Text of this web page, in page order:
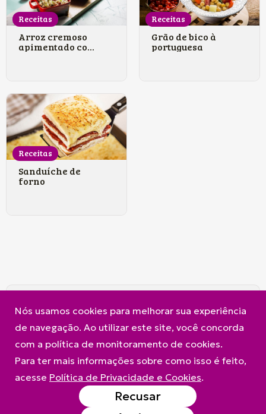
Receitas
Arroz cremoso
apimentado co...
Receitas
Grão de bico à
portuguesa
Receitas
Sanduíche de
forno
Nós usamos cookies para melhorar sua experiência
de navegação. Ao utilizar este site, você concorda
com a política de monitoramento de cookies.
Para ter mais informações sobre como isso é feito,
acesse Política de Privacidade e Cookies.
Recusar